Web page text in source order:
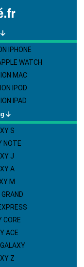
IPHONE
WATCH
MAC
IPOD
IPAD
S
NOTE
J
A
M
CORE
ACE
Z